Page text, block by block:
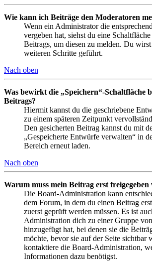
Wie kann ich Beiträge den Moderatoren
Wenn ein Administrator die
vergeben hat, siehst du eine
Beitrags, um diesen zu melden. Du
weiteren Schritte geführt.
Nach oben
Was bewirkt die „Speichern“-Schaltfläche
Beitrags?
Hiermit kannst du die geschriebene
zu einem späteren Zeitpunkt
Den gesicherten Beitrag kannst du mit
„Gespeicherte Entwürfe verwalten“ in
Bereich erneut laden.
Nach oben
Warum muss mein Beitrag erst freigegeben
Die Board-Administration kann
dem Forum, in dem du einen Beitrag
zuerst geprüft werden müssen. Es ist
Administration dich zu einer Gruppe
hinzugefügt hat, bei denen sie die
möchte, bevor sie auf der Seite sichtbar
kontaktiere die Board-Administration,
Informationen dazu benötigst.